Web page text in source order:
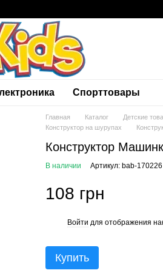
Спорттовары
Главная Каталог Детские
Конструктор на шурупах
Конструктор
В наличии Артикул: bab-170226
108 грн
Войти для отображения
Купить